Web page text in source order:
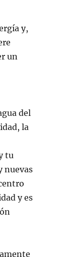
y,
un
del
la
tu
nuevas
y es